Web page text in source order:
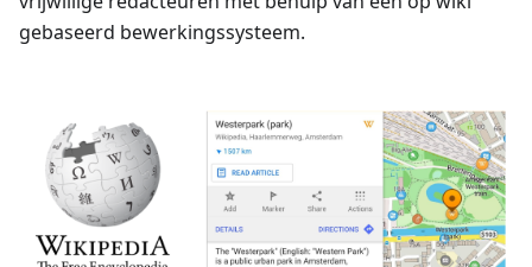
gebaseerd bewerkingssysteem.